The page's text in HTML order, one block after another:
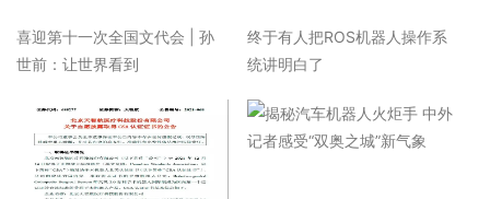
喜迎第十一次全国文代会 | 孙
世前：让世界看到
终于有人把ROS机器人操作系
统讲明白了